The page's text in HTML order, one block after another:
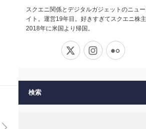
スクエニ関係とデジタルガジェットのニュ
イト。運営19年目。好きすぎてスクエニ株主
2018年に米国より帰国。
Instagram
検索